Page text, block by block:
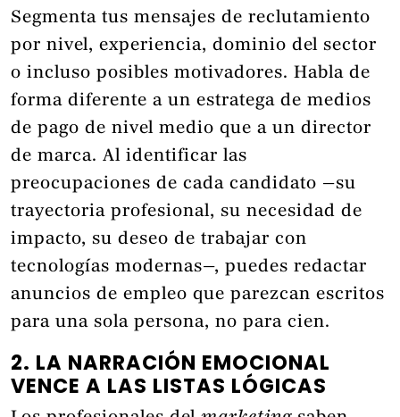
Segmenta tus mensajes de reclutamiento
por nivel, experiencia, dominio del sector
o incluso posibles motivadores. Habla de
forma diferente a un estratega de medios
de pago de nivel medio que a un director
de marca. Al identificar las
preocupaciones de cada candidato —su
trayectoria profesional, su necesidad de
impacto, su deseo de trabajar con
tecnologías modernas—, puedes redactar
anuncios de empleo que parezcan escritos
para una sola persona, no para cien.
2. LA NARRACIÓN EMOCIONAL
VENCE A LAS LISTAS LÓGICAS